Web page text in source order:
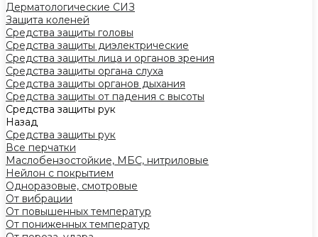
Дерматологические СИЗ
Защита коленей
Средства защиты головы
Средства защиты диэлектрические
Средства защиты лица и органов зрения
Средства защиты органа слуха
Средства защиты органов дыхания
Средства защиты от падения с высоты
Средства защиты рук
Назад
Средства защиты рук
Все перчатки
Маслобензостойкие, МБС, нитриловые
Нейлон с покрытием
Одноразовые, смотровые
От вибрации
От повышенных температур
От пониженных температур